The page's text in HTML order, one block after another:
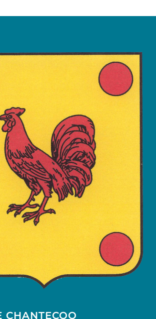
CHANTECOQ